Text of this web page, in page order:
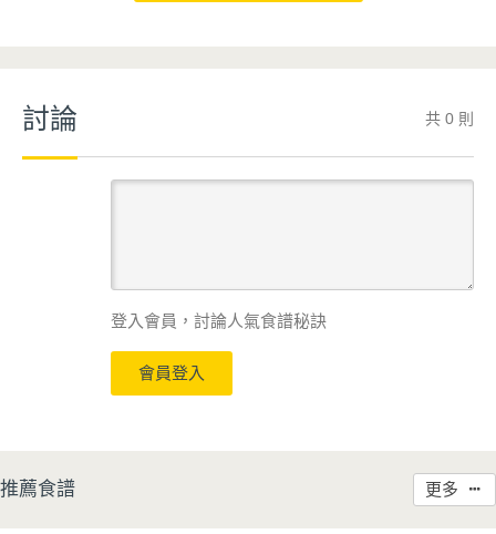
討論 共 0 則
登入會員，討論人氣食譜秘訣
會員登入
推薦食譜 更多